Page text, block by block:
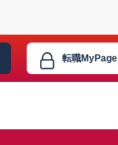
転職MyPage